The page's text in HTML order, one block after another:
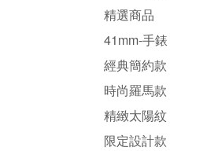
精選商品
41mm-手錶
經典簡約款
時尚羅馬款
精緻太陽紋
限定設計款